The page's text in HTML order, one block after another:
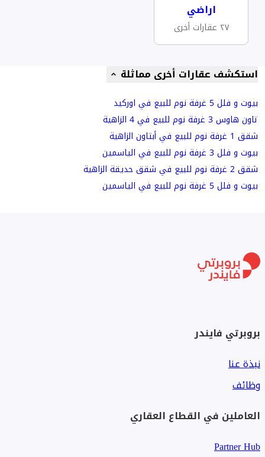
اراضي
٢٧ عقارات أخرى
استكشف عقارات أخرى مماثلة
بيوت و فلل 5 غرفة نوم للبيع في اوركيد
تاون هاوس 3 غرفة نوم للبيع في 4 الزاهية
شقق 1 غرفة نوم للبيع في أبتاون الزاهية
بيوت و فلل 3 غرفة نوم للبيع في الياسمين
شقق 2 غرفة نوم للبيع في شقق حديقة الزاهية
بيوت و فلل 5 غرفة نوم للبيع في الياسمين
بروبرتي فايندر
نبذة عنا
وظائف
العاملين في القطاع العقاري
Partner Hub